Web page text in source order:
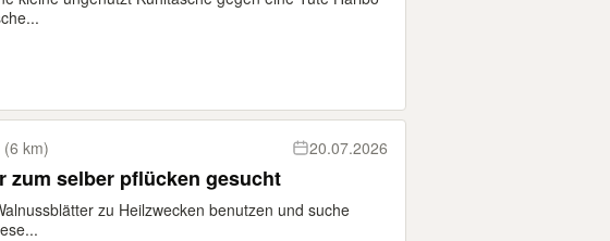
(6 km) 20.07.2026
zum selber pflücken gesucht
zu Heilzwecken benutzen und suche